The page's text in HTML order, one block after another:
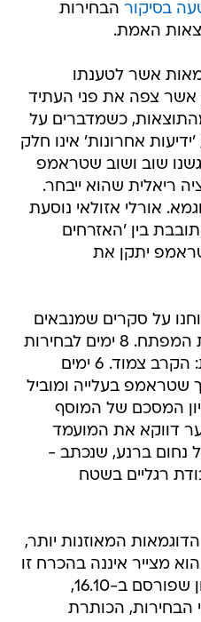
בסיקור הבחירות
האמת.
אשר לטענתו
אשר צפה את פני העתיד
כשמדברים על
אחרונות' אינו חלק
שוב ושוב שטראמפ
ריאלית שהוא ייבחר.
אורלי אזולאי נוסעת
בין 'האזרחים
יתקן את
על סקרים שמנבאים
שטראמפ מתחזק במדינות המפתח. 8 ימים לבחירות
הכותרת הראשית מבשרת: הקרב צמוד. 6 ימים
שטראמפ בעלייה ומוביל
המסכם של המוסף
דווקא את המועמד
נחום ברנע, שנכתב -
רגליים בשטח
המאוזנות יותר,
מצייר איננה בהכרח זו
המלאה. כך לדוגמא, בגיליון שפורסם ב-16.10,
הבחירות, הכותרת